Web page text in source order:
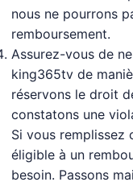
nous ne pourrons
remboursement.
Assurez-vous de
king365tv de
réservons le droit
constatons une
Si vous remplissez
éligible à un
besoin. Passons